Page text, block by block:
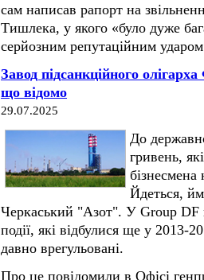
сам написав рапорт на
Тишлека, у якого «було дуже
серйозним репутаційним
Завод підсанкційного
що відомо
29.07.2025
До
гривень,
бізнесмена
Йдеться,
Черкаський "Азот". У Group DF
події, які відбулися ще у 2013-
давно врегульовані.
Про це повідомили в Офісі